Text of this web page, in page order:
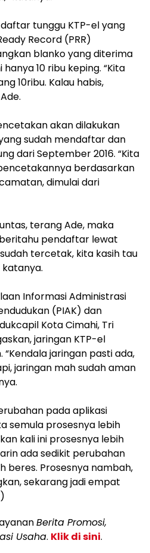
tunggu KTP-el yang
Record (PRR)
blanko yang diterima
10 ribu keping. “Kita
10ribu. Kalau habis,
akan dilakukan
sudah mendaftar dan
dari September 2016. “Kita
berdasarkan
dimulai dari
terang Ade, maka
pendaftar lewat
tercetak, kita kasih tau
katanya.
Informasi Administrasi
(PIAK) dan
Kota Cimahi, Tri
jaringan KTP-el
jaringan pasti ada,
jaringan mah sudah aman
pada aplikasi
semula prosesnya lebih
kali ini prosesnya lebih
ada sedikit perubahan
beres. Prosesnya nambah,
sekarang jadi empat
Berita Promosi,
Usaha. Klik di sini.